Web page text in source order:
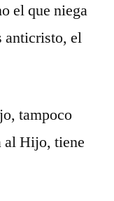
el que niega
anticristo, el
tampoco
al Hijo, tiene